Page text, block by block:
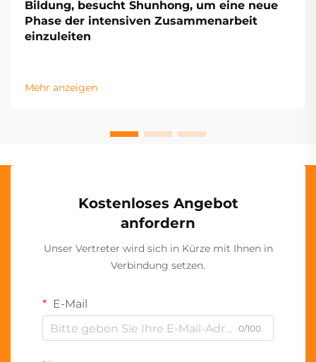
Bildung, besucht Shunhong, um eine neue
Phase der intensiven Zusammenarbeit
einzuleiten
Mehr anzeigen
Kostenloses Angebot
anfordern
Unser Vertreter wird sich in Kürze mit Ihnen in
Verbindung setzen.
E-Mail
0/100